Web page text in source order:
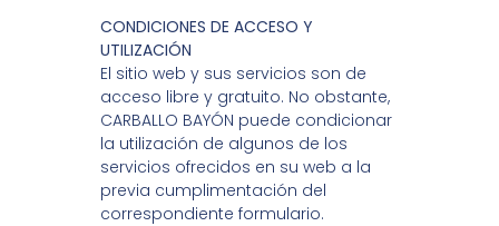
CONDICIONES DE ACCESO Y
UTILIZACIÓN
El sitio web y sus servicios son de
acceso libre y gratuito. No obstante,
CARBALLO BAYÓN puede condicionar
la utilización de algunos de los
servicios ofrecidos en su web a la
previa cumplimentación del
correspondiente formulario.